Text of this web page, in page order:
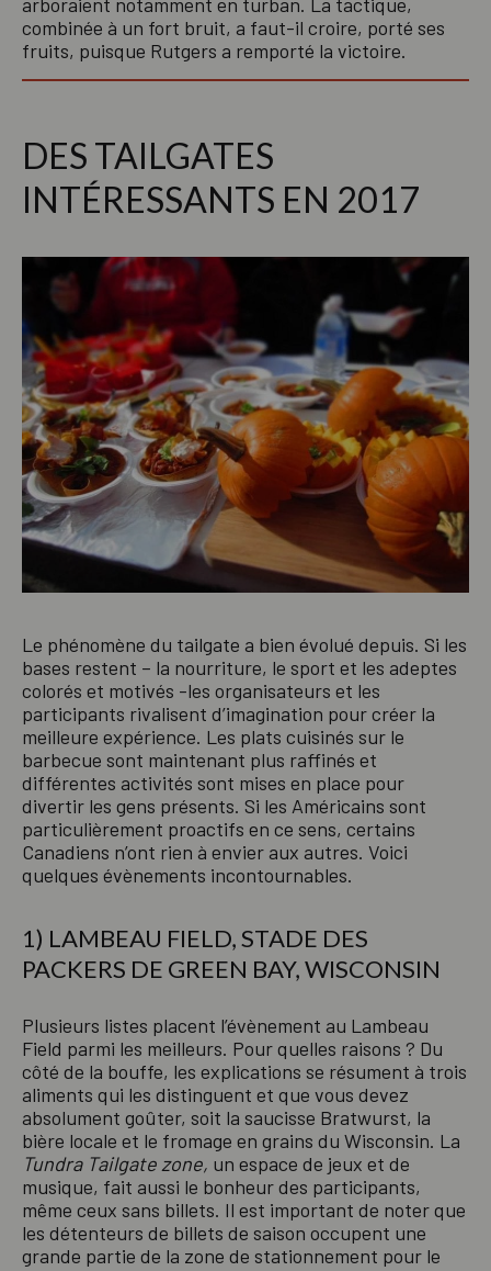
combinée à un fort bruit, a faut-il croire, porté ses
fruits, puisque Rutgers a remporté la victoire.
DES TAILGATES
INTÉRESSANTS EN 2017
Le phénomène du tailgate a bien évolué depuis. Si les
bases restent – la nourriture, le sport et les adeptes
colorés et motivés -les organisateurs et les
participants rivalisent d’imagination pour créer la
meilleure expérience. Les plats cuisinés sur le
barbecue sont maintenant plus raffinés et
différentes activités sont mises en place pour
divertir les gens présents. Si les Américains sont
particulièrement proactifs en ce sens, certains
Canadiens n’ont rien à envier aux autres. Voici
quelques évènements incontournables.
1) LAMBEAU FIELD, STADE DES
PACKERS DE GREEN BAY, WISCONSIN
Plusieurs listes placent l’évènement au Lambeau
Field parmi les meilleurs. Pour quelles raisons ? Du
côté de la bouffe, les explications se résument à trois
aliments qui les distinguent et que vous devez
absolument goûter, soit la saucisse Bratwurst, la
bière locale et le fromage en grains du Wisconsin. La
Tundra Tailgate zone, un espace de jeux et de
musique, fait aussi le bonheur des participants,
même ceux sans billets. Il est important de noter que
les détenteurs de billets de saison occupent une
grande partie de la zone de stationnement pour le